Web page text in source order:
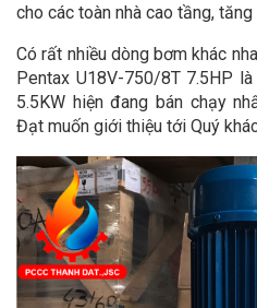
cho các toàn nhà cao tầng,
Có rất nhiều dòng bơm khác
Pentax U18V-750/8T 7.5HP
5.5KW hiện đang bán chạy
Đạt muốn giới thiệu tới Quý